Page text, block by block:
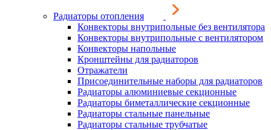
Радиаторы отопления
Конвекторы внутрипольные без вентилятора
Конвекторы внутрипольные с вентилятором
Конвекторы напольные
Кронштейны для радиаторов
Отражатели
Присоединительные наборы для радиаторов
Радиаторы алюминиевые секционные
Радиаторы биметаллические секционные
Радиаторы стальные панельные
Радиаторы стальные трубчатые